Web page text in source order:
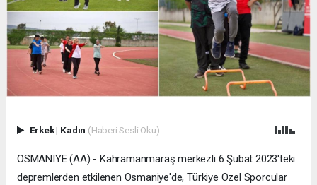
Erkek| Kadın (Haberi Sesli Oku)
OSMANIYE (AA) - Kahramanmaraş merkezli 6 Şubat 2023'teki
depremlerden etkilenen Osmaniye'de, Türkiye Özel Sporcular